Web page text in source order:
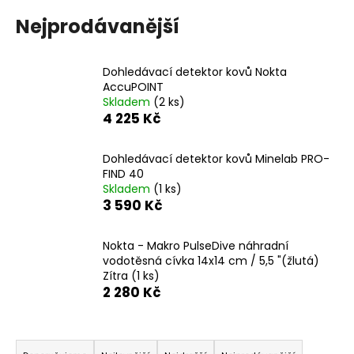
Nejprodávanější
Dohledávací detektor kovů Nokta
AccuPOINT
Skladem (2 ks)
4 225 Kč
Dohledávací detektor kovů Minelab PRO-
FIND 40
Skladem (1 ks)
3 590 Kč
Nokta - Makro PulseDive náhradní
vodotěsná cívka 14x14 cm / 5,5 "(žlutá)
Zítra (1 ks)
2 280 Kč
Ř
a
j
HLEDAT
u